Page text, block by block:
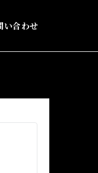
い合わせ